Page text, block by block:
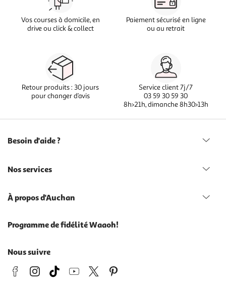
Vos courses à domicile, en
drive ou click & collect
Paiement sécurisé en ligne
ou au retrait
Retour produits : 30 jours
pour changer d’avis
Service client 7j/7
03 59 30 59 30
8h>21h, dimanche 8h30>13h
Besoin d'aide ?
Nos services
À propos d'Auchan
Programme de fidélité Waaoh!
Nous suivre